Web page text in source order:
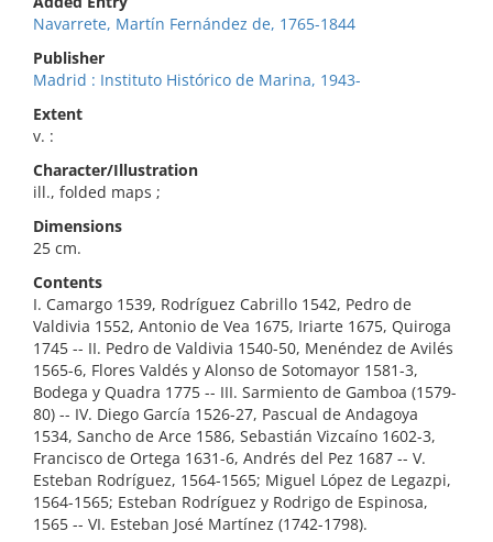
Navarrete, Martín Fernández de, 1765-1844
Publisher
Madrid : Instituto Histórico de Marina, 1943-
Extent
v. :
Character/Illustration
ill., folded maps ;
Dimensions
25 cm.
Contents
I. Camargo 1539, Rodríguez Cabrillo 1542, Pedro de
Valdivia 1552, Antonio de Vea 1675, Iriarte 1675, Quiroga
1745 -- II. Pedro de Valdivia 1540-50, Menéndez de Avilés
1565-6, Flores Valdés y Alonso de Sotomayor 1581-3,
Bodega y Quadra 1775 -- III. Sarmiento de Gamboa (1579-
80) -- IV. Diego García 1526-27, Pascual de Andagoya
1534, Sancho de Arce 1586, Sebastián Vizcaíno 1602-3,
Francisco de Ortega 1631-6, Andrés del Pez 1687 -- V.
Esteban Rodríguez, 1564-1565; Miguel López de Legazpi,
1564-1565; Esteban Rodríguez y Rodrigo de Espinosa,
1565 -- VI. Esteban José Martínez (1742-1798).